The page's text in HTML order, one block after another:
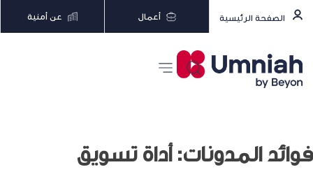
الصفحة الرئيسية أعمال عن أمنية
فوائد المدونات: أداة تسويق